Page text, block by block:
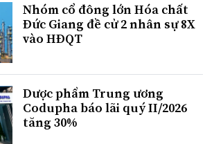
Nhóm cổ đông lớn Hóa chất
Đức Giang đề cử 2 nhân sự 8X
vào HĐQT
Dược phẩm Trung ương
Codupha báo lãi quý II/2026
tăng 30%